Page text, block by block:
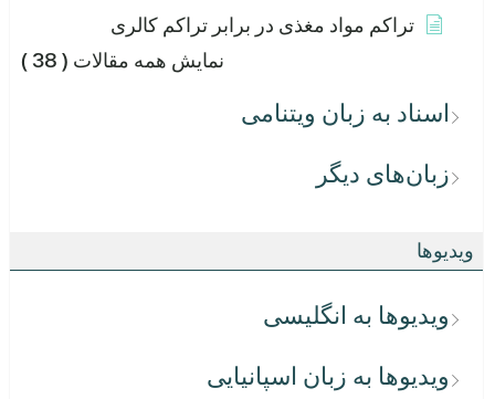
تراکم مواد مغذی در برابر تراکم کالری
نمایش همه مقالات ( 38 )
اسناد به زبان ویتنامی
زبان‌های دیگر
ویدیوها
ویدیوها به انگلیسی
ویدیوها به زبان اسپانیایی